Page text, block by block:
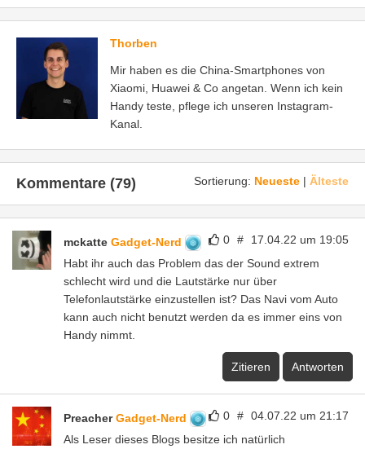
Thorben
Mir haben es die China-Smartphones von
Xiaomi, Huawei & Co angetan. Wenn ich kein
Handy teste, pflege ich unseren Instagram-
Kanal.
Sortierung: Neueste | Älteste
Kommentare (79)
0 # 17.04.22 um 19:05
mckatte Gadget-Nerd
Habt ihr auch das Problem das der Sound extrem
schlecht wird und die Lautstärke nur über
Telefonlautstärke einzustellen ist? Das Navi vom Auto
kann auch nicht benutzt werden da es immer eins von
Handy nimmt.
Zitieren Antworten
0 # 04.07.22 um 21:17
PreacherGadget-Nerd
Als Leser dieses Blogs besitze ich natürlich